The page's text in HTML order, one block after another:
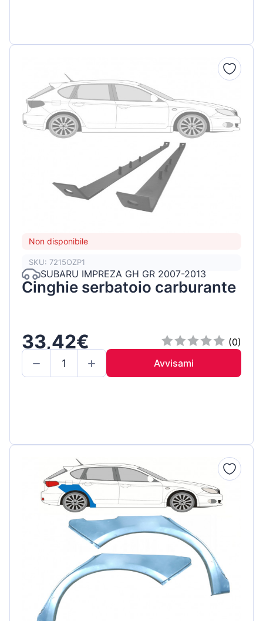
Non disponibile
SKU: 7215OZP1
SUBARU IMPREZA GH GR 2007-2013
Cinghie serbatoio carburante
33,42€
(0)
Avvisami